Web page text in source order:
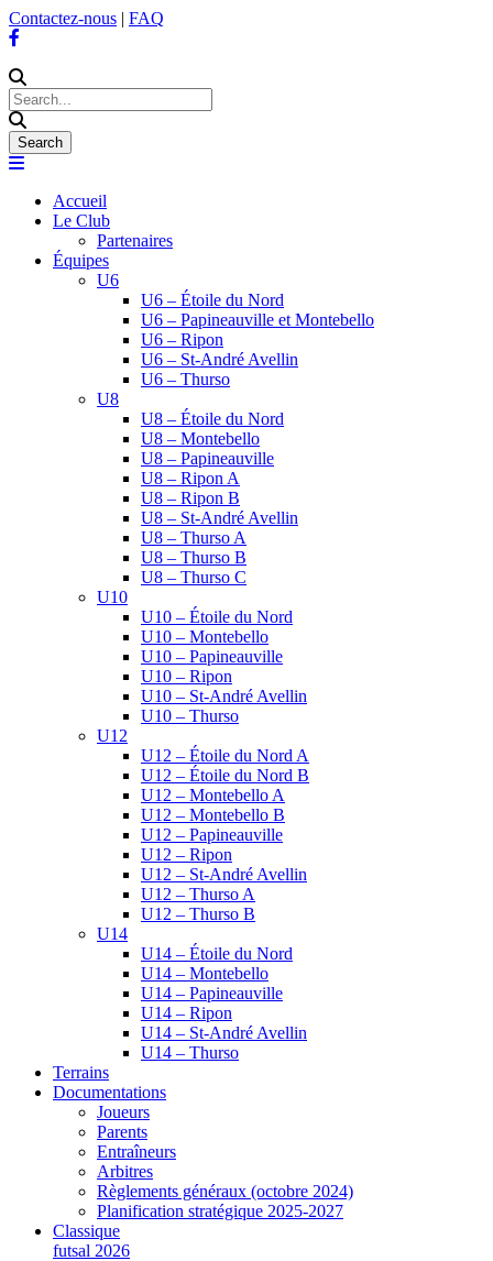
Contactez-nous | FAQ
Accueil
Le Club
Partenaires
Équipes
U6
U6 – Étoile du Nord
U6 – Papineauville et Montebello
U6 – Ripon
U6 – St-André Avellin
U6 – Thurso
U8
U8 – Étoile du Nord
U8 – Montebello
U8 – Papineauville
U8 – Ripon A
U8 – Ripon B
U8 – St-André Avellin
U8 – Thurso A
U8 – Thurso B
U8 – Thurso C
U10
U10 – Étoile du Nord
U10 – Montebello
U10 – Papineauville
U10 – Ripon
U10 – St-André Avellin
U10 – Thurso
U12
U12 – Étoile du Nord A
U12 – Étoile du Nord B
U12 – Montebello A
U12 – Montebello B
U12 – Papineauville
U12 – Ripon
U12 – St-André Avellin
U12 – Thurso A
U12 – Thurso B
U14
U14 – Étoile du Nord
U14 – Montebello
U14 – Papineauville
U14 – Ripon
U14 – St-André Avellin
U14 – Thurso
Terrains
Documentations
Joueurs
Parents
Entraîneurs
Arbitres
Règlements généraux (octobre 2024)
Planification stratégique 2025-2027
Classique
futsal 2026